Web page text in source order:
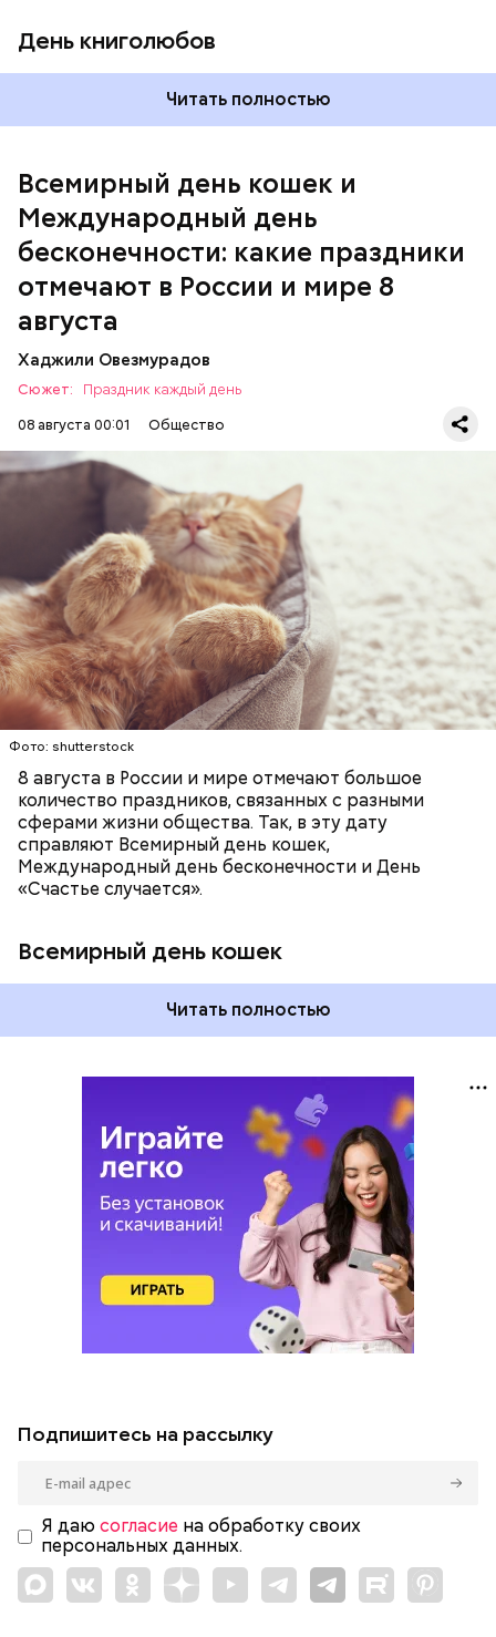
День книголюбов
Читать полностью
Всемирный день кошек и
Международный день
бесконечности: какие праздники
отмечают в России и мире 8
августа
Хаджили Овезмурадов
Сюжет:
Праздник каждый день
08 августа 00:01
Общество
Фото: shutterstock
8 августа в России и мире отмечают большое
количество праздников, связанных с разными
сферами жизни общества. Так, в эту дату
справляют Всемирный день кошек,
Международный день бесконечности и День
«Счастье случается».
Всемирный день кошек
Инициатором Всемирного дня кошек в 2002 году
стал международный фонд Animal Welfare. В этот
праздник котам демонстрируют свою любовь и
почитание. Можно купить своему питомцу его
любимое лакомство или новую игрушку. В
некоторых странах в эту дату открываются
специальные парки для выгуливания котов,
кошачьи магазины и другие заведения.
Международный день бесконечности
Читать полностью
ПРАЗДНИКИ ЖИВОТНЫЕ
МАТЕМАТИКА
КОШКИ
ПСИХОЛОГИЯ
Подпишитесь на рассылку
Я даю согласие на обработку своих
персональных данных.